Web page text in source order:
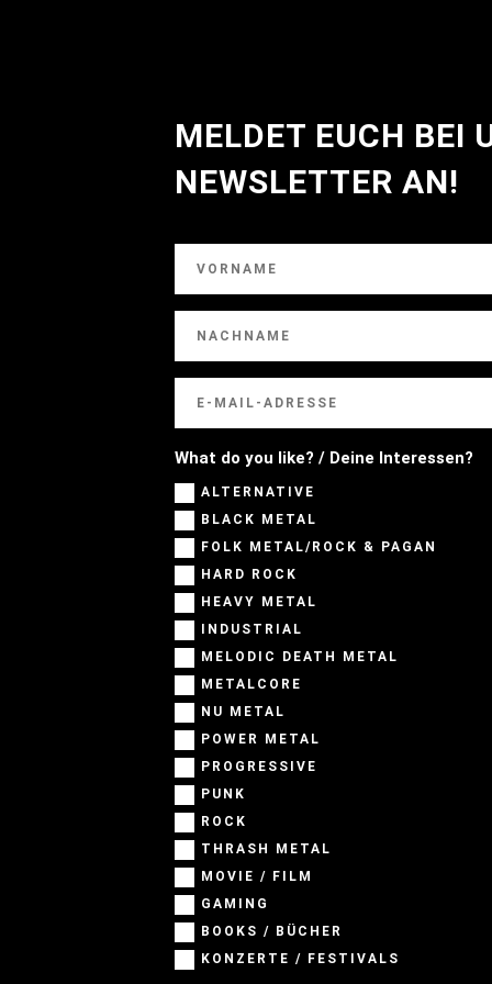
MELDET EUCH BEI
NEWSLETTER AN!
What do you like? / Deine Interessen?
ALTERNATIVE
BLACK METAL
FOLK METAL/ROCK & PAGAN
HARD ROCK
HEAVY METAL
INDUSTRIAL
MELODIC DEATH METAL
METALCORE
NU METAL
POWER METAL
PROGRESSIVE
PUNK
ROCK
THRASH METAL
MOVIE / FILM
GAMING
BOOKS / BÜCHER
KONZERTE / FESTIVALS